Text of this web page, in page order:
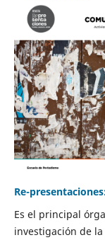
Re-
Es el principal
investigación de